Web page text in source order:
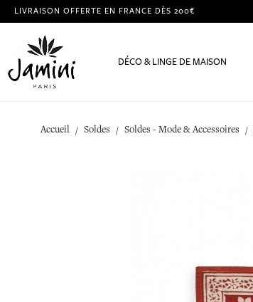
LIVRAISON OFFERTE EN FRANCE DÈS 200€
DÉCO & LINGE DE MAISON
Accueil Soldes Soldes - Mode & Accessoires